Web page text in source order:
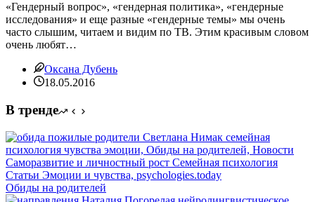
«Гендерный вопрос», «гендерная политика», «гендерные
исследования» и еще разные «гендерные темы» мы очень
часто слышим, читаем и видим по ТВ. Этим красивым словом
очень любят…
Оксана Дубень
18.05.2016
В тренде
Обиды на родителей